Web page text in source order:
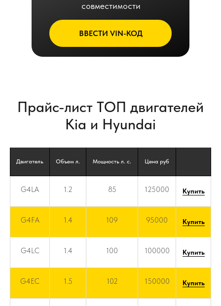
ВВЕСТИ VIN-КОД
совместимости
Прайс-лист ТОП двигателей
Kia и Hyundai
Двигатель Объем л. Мощность л. с. Цена руб
G4LA 1.2 85 125000 Купить
G4FA 1.4 109 95000 Купить
G4LC 1.4 100 100000 Купить
G4EC 1.5 102 150000 Купить